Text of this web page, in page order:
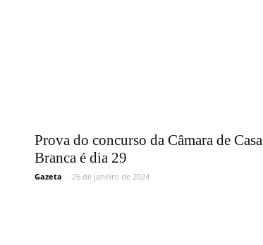
Prova do concurso da Câmara de Casa
Branca é dia 29
Gazeta - 26 de janeiro de 2024